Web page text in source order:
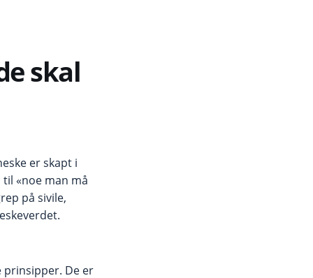
skal
er skapt i
«noe man må
på sivile,
prinsipper. De er